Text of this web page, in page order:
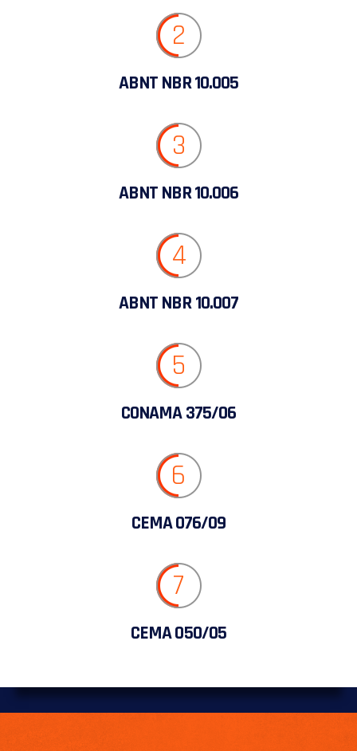
2
ABNT NBR 10.005
3
ABNT NBR 10.006
4
ABNT NBR 10.007
5
CONAMA 375/06
6
CEMA 076/09
7
CEMA 050/05